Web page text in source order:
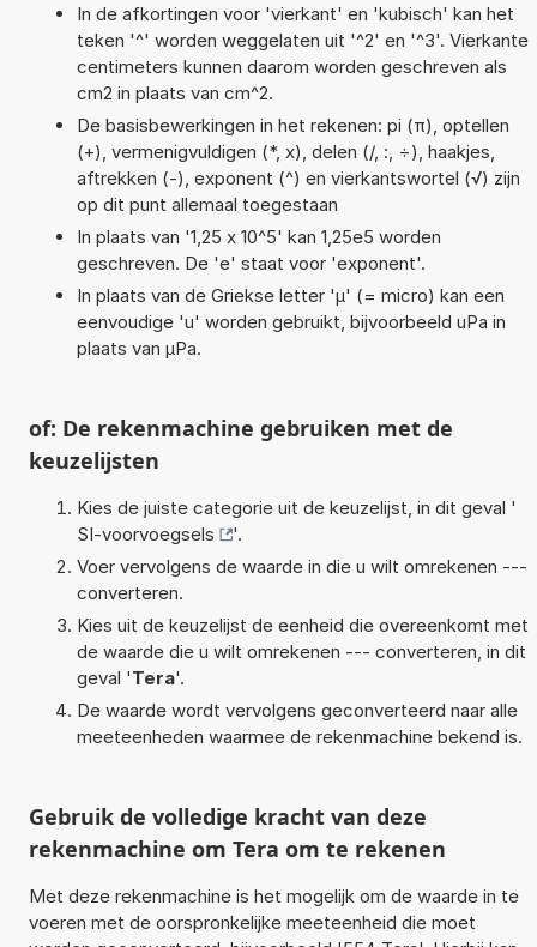
In de afkortingen voor 'vierkant' en 'kubisch' kan het
teken '^' worden weggelaten uit '^2' en '^3'. Vierkante
centimeters kunnen daarom worden geschreven als
cm2 in plaats van cm^2.
De basisbewerkingen in het rekenen: pi (π), optellen
(+), vermenigvuldigen (*, x), delen (/, :, ÷), haakjes,
aftrekken (-), exponent (^) en vierkantswortel (√) zijn
op dit punt allemaal toegestaan
In plaats van '1,25 x 10^5' kan 1,25e5 worden
geschreven. De 'e' staat voor 'exponent'.
In plaats van de Griekse letter 'µ' (= micro) kan een
eenvoudige 'u' worden gebruikt, bijvoorbeeld uPa in
plaats van µPa.
of: De rekenmachine gebruiken met de
keuzelijsten
Kies de juiste categorie uit de keuzelijst, in dit geval '
SI-voorvoegsels
'.
Voer vervolgens de waarde in die u wilt omrekenen ---
converteren.
Kies uit de keuzelijst de eenheid die overeenkomt met
de waarde die u wilt omrekenen --- converteren, in dit
geval 'Tera'.
De waarde wordt vervolgens geconverteerd naar alle
meeteenheden waarmee de rekenmachine bekend is.
Gebruik de volledige kracht van deze
rekenmachine om Tera om te rekenen
Met deze rekenmachine is het mogelijk om de waarde in te
voeren met de oorspronkelijke meeteenheid die moet